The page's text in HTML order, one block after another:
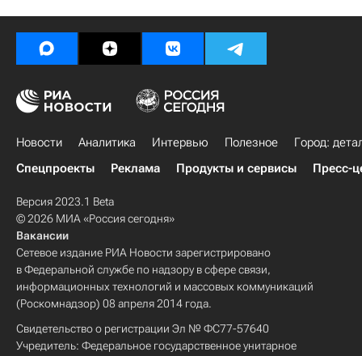
Новости Аналитика Интервью Полезное
Город:
Спецпроекты
Реклама Продукты и сервисы Пресс-
Версия 2023.1 Beta
© 2026 МИА «Россия сегодня»
Вакансии
Сетевое издание РИА Новости зарегистрировано
в Федеральной службе по надзору в сфере связи,
информационных технологий и массовых коммуникаций
(Роскомнадзор) 08 апреля 2014 года.
Свидетельство о регистрации Эл № ФС77-57640
Учредитель: Федеральное государственное унитарное